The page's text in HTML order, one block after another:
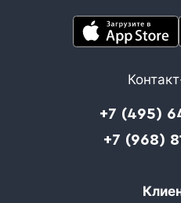
+7 (495)
+7 (968)